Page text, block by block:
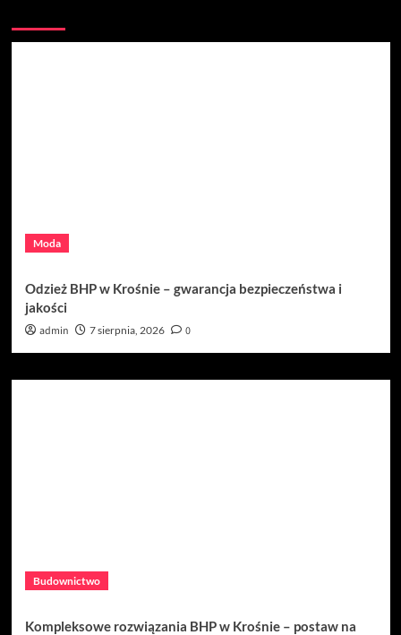
Moda
Odzież BHP w Krośnie – gwarancja bezpieczeństwa i
jakości
admin 7 sierpnia, 2026 0
Budownictwo
Kompleksowe rozwiązania BHP w Krośnie – postaw na